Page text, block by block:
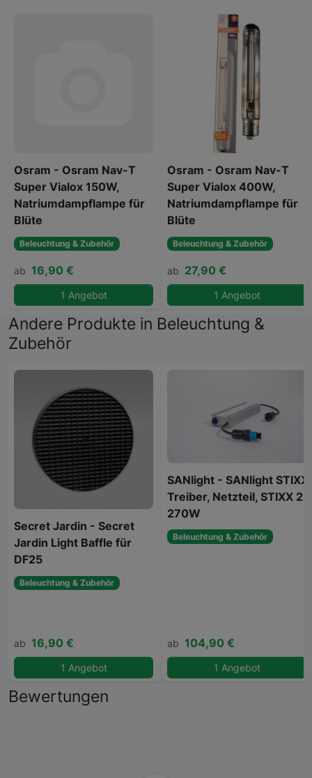
Osram - Osram Nav-T
Super Vialox 150W,
Natriumdampflampe für
Blüte
Beleuchtung & Zubehör
ab 16,90 €
1 Angebot
Osram - Osram Nav-T
Super Vialox 400W,
Natriumdampflampe für
Blüte
Beleuchtung & Zubehör
ab 27,90 €
1 Angebot
Andere Produkte in Beleuchtung &
Zubehör
Secret Jardin - Secret
Jardin Light Baffle für
DF25
Beleuchtung & Zubehör
ab 16,90 €
1 Angebot
SANlight - SANlight STIXX
Treiber, Netzteil, STIXX 2,
270W
Beleuchtung & Zubehör
ab 104,90 €
1 Angebot
Bewertungen